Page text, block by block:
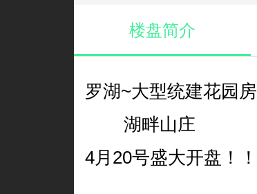
楼盘简介
罗湖~大型统建花园房
湖畔山庄
4月20号盛大开盘！！